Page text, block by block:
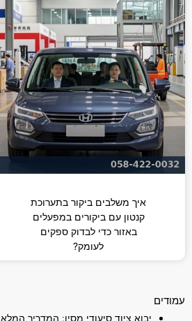
איך משלבים ביקור בתערוכת
קנטון עם ביקורים במפעלים
באזור כדי לבדוק ספקים
לעומק?
עמודים
יבוא ציוד סיעודי מסין: המדריך המלא